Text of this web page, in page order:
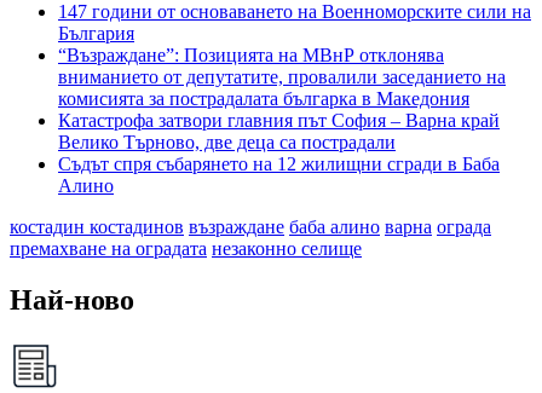
147 години от основаването на Военноморските сили на
България
“Възраждане”: Позицията на МВнР отклонява
вниманието от депутатите, провалили заседанието на
комисията за пострадалата българка в Македония
Катастрофа затвори главния път София – Варна край
Велико Търново, две деца са пострадали
Съдът спря събарянето на 12 жилищни сгради в Баба
Алино
костадин костадинов възраждане баба алино варна ограда
премахване на оградата незаконно селище
Най-ново